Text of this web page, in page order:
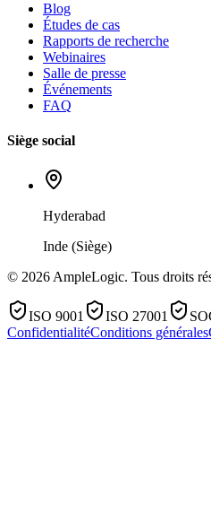
Blog
Études de cas
Rapports de recherche
Webinaires
Salle de presse
Événements
FAQ
Siège social
Hyderabad
Inde (Siège)
© 2026 AmpleLogic. Tous droits
ISO 9001 ISO 27001
ConfidentialitéConditions générales